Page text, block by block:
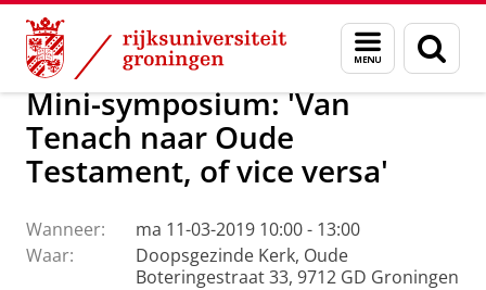
Skip
Content
Skip
Navigation
Menu
en
zoeken
Faculteit Religie, Cultuur en Maatschappij Agenda
Mini-symposium: 'Van
Tenach naar Oude
Testament, of vice versa'
Wanneer:
ma 11-03-2019 10:00 - 13:00
Waar:
Doopsgezinde Kerk, Oude
Boteringestraat 33, 9712 GD Groningen